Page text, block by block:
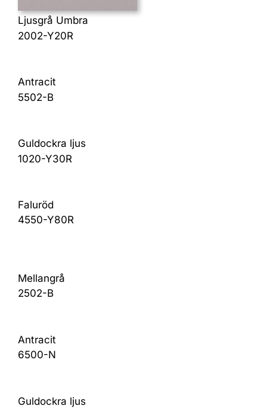
Ljusgrå Umbra
2002-Y20R
Antracit
5502-B
Guldockra ljus
1020-Y30R
Faluröd
4550-Y80R
Mellangrå
2502-B
Antracit
6500-N
Guldockra ljus